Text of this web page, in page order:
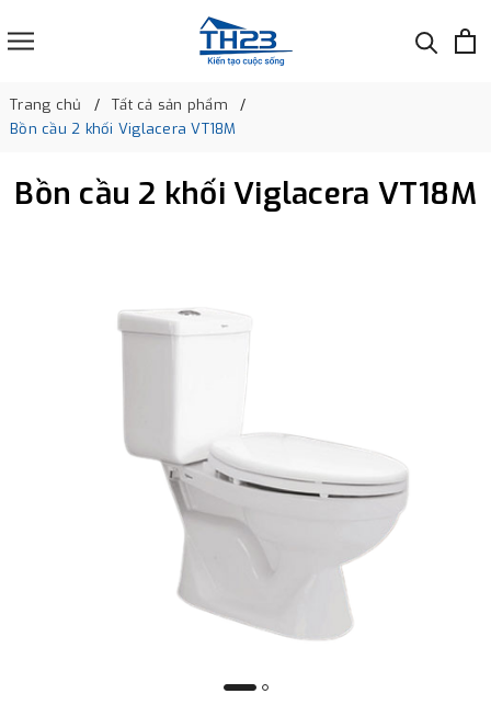
Trang chủ
Tất cả sản phẩm
Bồn cầu 2 khối Viglacera VT18M
Bồn cầu 2 khối Viglacera VT18M